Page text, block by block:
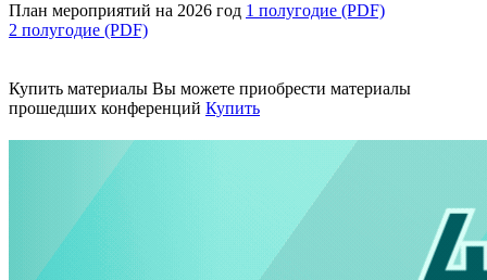
План мероприятий на 2026 год 1 полугодие (PDF)
2 полугодие (PDF)
Купить материалы Вы можете приобрести материалы
прошедших конференций Купить